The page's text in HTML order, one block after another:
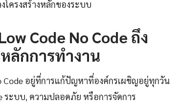
โครงสร้างหลักของระบบ
Code No Code ถึง
ลักการทำงาน
Code อยู่ที่การแก้ปัญหาที่องค์กรเผชิญอยู่ทุกวัน
ระบบ, ความปลอดภัย หรือการจัดการ